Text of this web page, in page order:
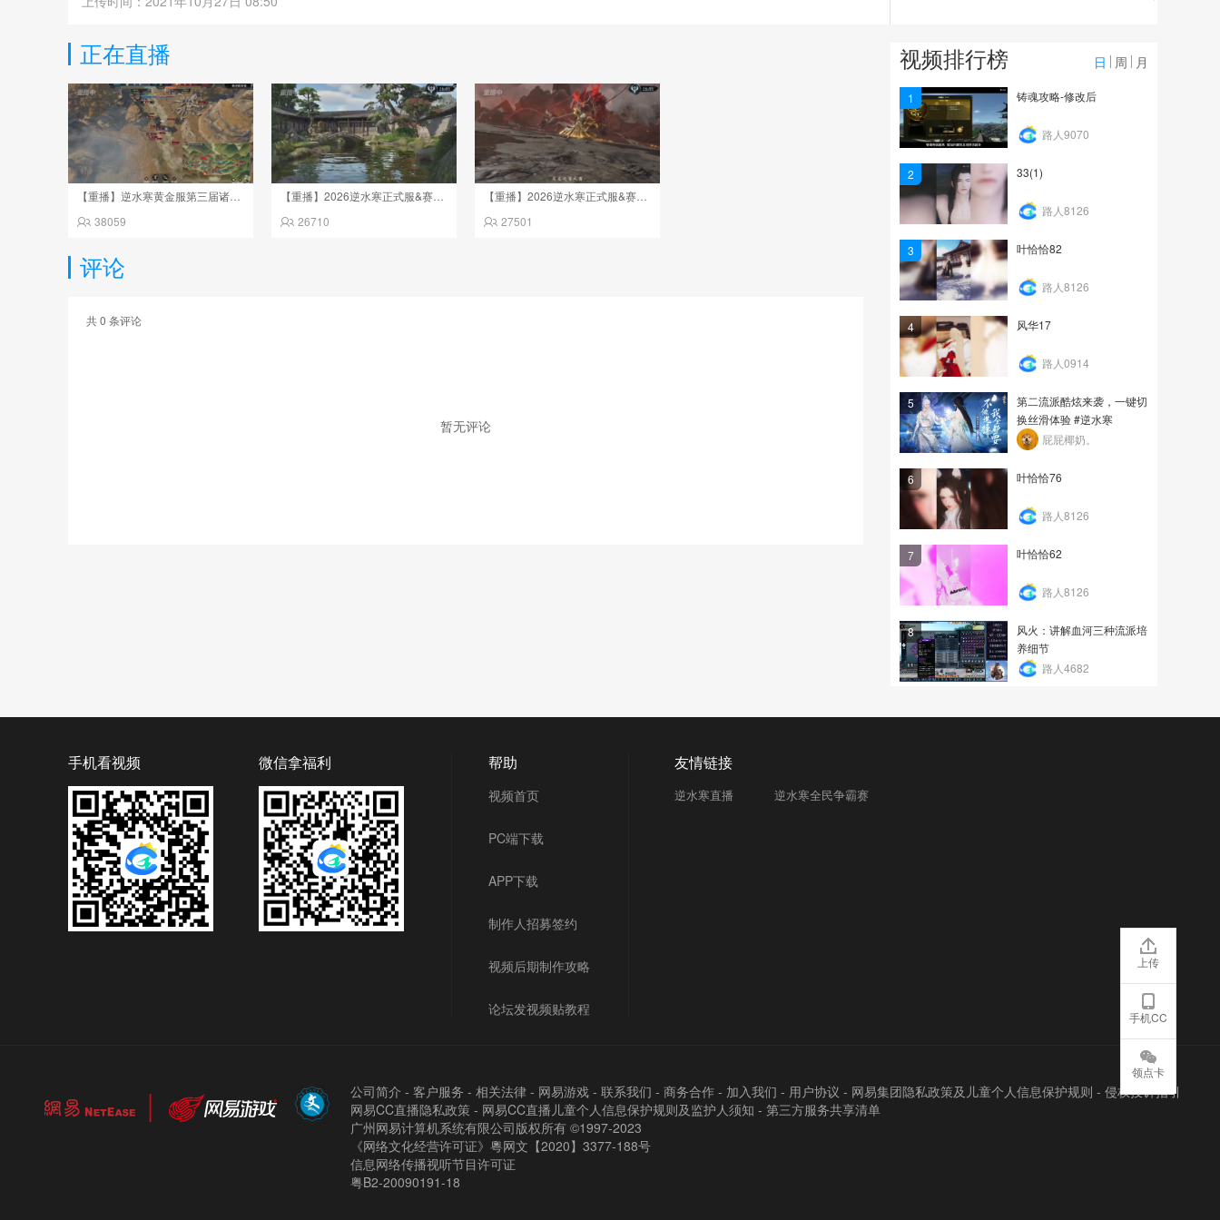
大会四强精彩集锦
603
video_20260618_06122
2
3
正在直播
38059
26710
27501
评论
共0 条评论
暂无评论
视频排行榜 日 周 月
1 铸魂攻略-修改后
路人9070
2 33(1)
路人8126
3 叶恰恰82
路人8126
4 风华17
路人0914
5
第二流派酷炫来袭，一键切
换丝滑体验 #逆水寒
屁屁椰奶。
6 叶恰恰76
路人8126
7 叶恰恰62
路人8126
8
风火：讲解血河三种流派培
养细节
路人4682
手机看视频 微信拿福利 帮助
视频首页
PC端下载
APP下载
制作人招募签约
视频后期制作攻略
论坛发视频贴教程
友情链接
逆水寒直播 逆水寒全民争霸赛
公司简介 - 客户服务 - 相关法律 - 网易游戏 - 联系我们 - 商务合作 - 加入我们 - 用户协议 - 网易集团隐私政策及儿童个人信息保护规则 - 侵权投诉指引
网易CC直播隐私政策 - 网易CC直播儿童个人信息保护规则及监护人须知 - 第三方服务共享清单
广州网易计算机系统有限公司版权所有 ©1997-2023
《网络文化经营许可证》粵网文【2020】3377-188号
信息网络传播视听节目许可证
粤B2-20090191-18
上传
手机CC
领点卡